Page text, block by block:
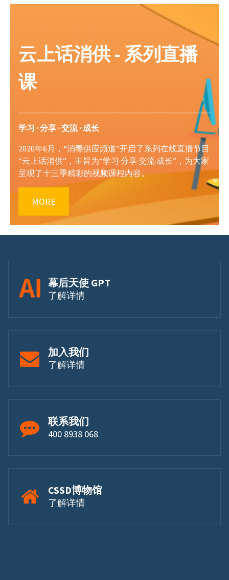
云上话消供 - 系列直播
课
学习 · 分享 · 交流 · 成长
2020年6月，“消毒供应频道”开启了系列在线直播节目
“云上话消供”，主旨为“学习·分享·交流·成长”，为大家
呈现了十三季精彩的视频课程内容。
MORE
幕后天使 GPT
了解详情
加入我们
了解详情
联系我们
400 8938 068
CSSD博物馆
了解详情